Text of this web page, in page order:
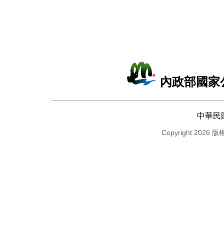
內政部國
中華民
Copyright 2026 版